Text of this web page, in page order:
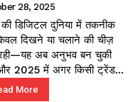
28, 2025
डिजिटल दुनिया में तकनीक
दिखने या चलाने की चीज़
अब अनुभव बन चुकी
2025 में अगर किसी ट्रेंड...
More